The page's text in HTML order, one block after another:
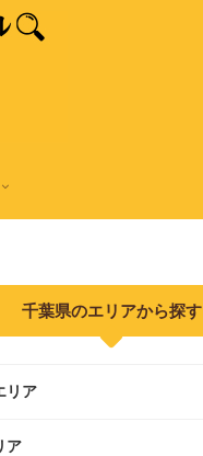
千葉県のエリアから探す
リア
ア